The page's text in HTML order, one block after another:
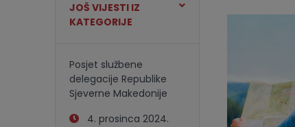
JOŠ VIJESTI IZ
KATEGORIJE
Posjet službene
delegacije Republike
Sjeverne Makedonije
4. prosinca 2024.